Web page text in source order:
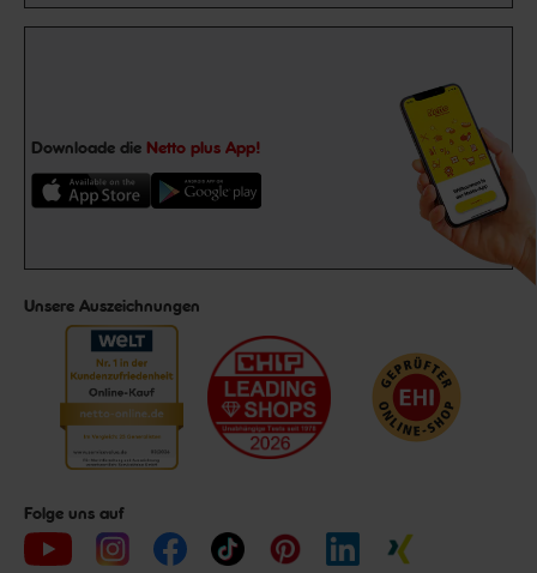
Downloade die Netto plus App!
Unsere Auszeichnungen
Folge uns auf